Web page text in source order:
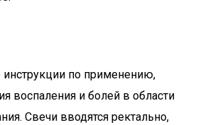
по применению,
воспаления и болей в области
Свечи вводятся ректально,